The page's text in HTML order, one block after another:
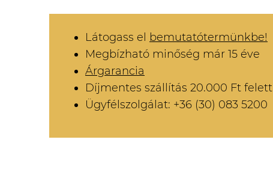
Látogass el bemutatótermünkbe!
Megbízható minőség már 15 éve
Árgarancia
Díjmentes szállítás 20.000 Ft felett
Ügyfélszolgálat: +36 (30) 083 5200